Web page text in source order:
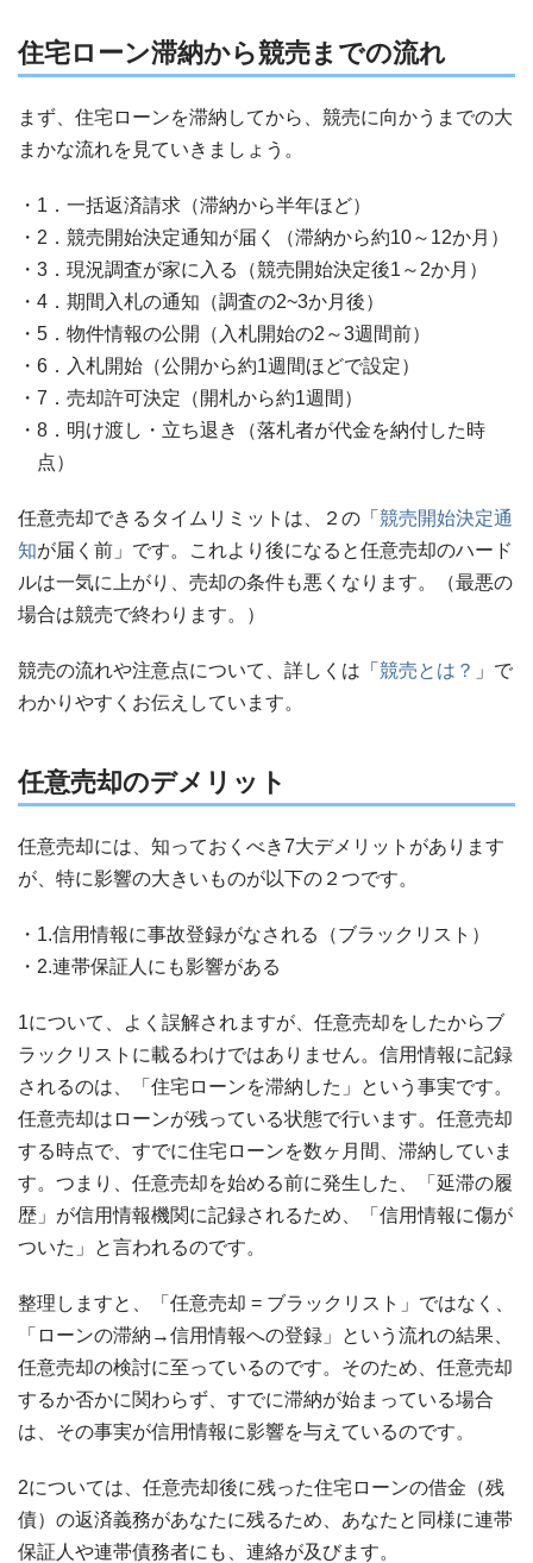
住宅ローン滞納から競売までの流れ
まず、住宅ローンを滞納してから、競売に向かうまでの大
まかな流れを見ていきましょう。
1．一括返済請求（滞納から半年ほど）
2．競売開始決定通知が届く（滞納から約10～12か月）
3．現況調査が家に入る（競売開始決定後1～2か月）
4．期間入札の通知（調査の2~3か月後）
5．物件情報の公開（入札開始の2～3週間前）
6．入札開始（公開から約1週間ほどで設定）
7．売却許可決定（開札から約1週間）
8．明け渡し・立ち退き（落札者が代金を納付した時
点）
任意売却できるタイムリミットは、２の「 競売開始決定通
知が届く前」です。これより後になると任意売却のハード
ルは一気に上がり、売却の条件も悪くなります。（最悪の
場合は競売で終わります。）
競売の流れや注意点について、詳しくは「 競売とは？ 」で
わかりやすくお伝えしています。
任意売却のデメリット
任意売却には、知っておくべき7大デメリットがあります
が、特に影響の大きいものが以下の２つです。
1.信用情報に事故登録がなされる（ブラックリスト）
2.連帯保証人にも影響がある
1について、よく誤解されますが、任意売却をしたからブ
ラックリストに載るわけではありません。信用情報に記録
されるのは、「住宅ローンを滞納した」という事実です。
任意売却はローンが残っている状態で行います。任意売却
する時点で、すでに住宅ローンを数ヶ月間、滞納していま
す。つまり、任意売却を始める前に発生した、「延滞の履
歴」が信用情報機関に記録されるため、「信用情報に傷が
ついた」と言われるのです。
整理しますと、「任意売却 = ブラックリスト」ではなく、
「ローンの滞納→信用情報への登録」という流れの結果、
任意売却の検討に至っているのです。そのため、任意売却
するか否かに関わらず、すでに滞納が始まっている場合
は、その事実が信用情報に影響を与えているのです。
2については、任意売却後に残った住宅ローンの借金（残
債）の返済義務があなたに残るため、あなたと同様に連帯
保証人や連帯債務者にも、連絡が及びます。